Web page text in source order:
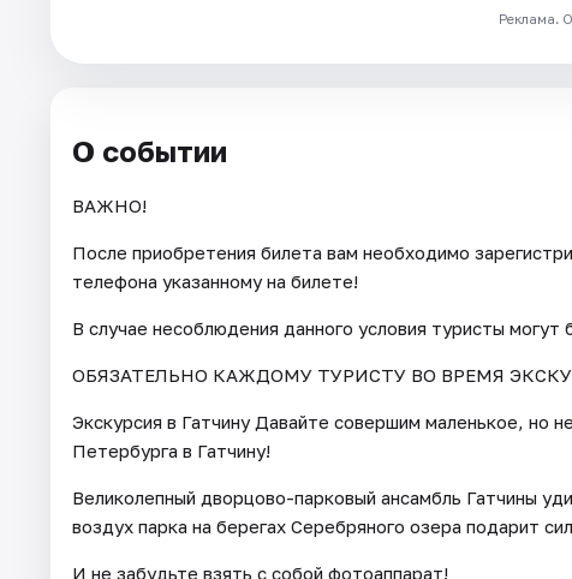
Реклама.
О событии
ВАЖНО!
После приобретения билета вам необходимо
телефона указанному на билете!
В случае несоблюдения данного условия туристы
ОБЯЗАТЕЛЬНО КАЖДОМУ ТУРИСТУ ВО ВРЕМЯ
Экскурсия в Гатчину Давайте совершим маленькое, но
Петербурга в Гатчину!
Великолепный дворцово-парковый ансамбль Гатчины
воздух парка на берегах Серебряного озера подарит
И не забудьте взять с собой фотоаппарат!